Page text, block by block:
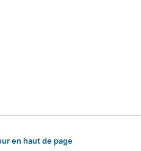
en haut de page